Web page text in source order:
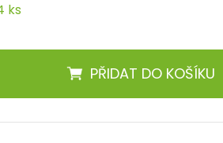
ks
PŘIDAT DO KOŠÍKU